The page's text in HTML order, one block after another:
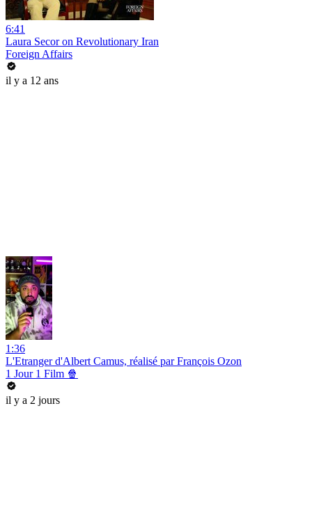
6:41
Laura Secor on Revolutionary Iran
Foreign Affairs
il y a 12 ans
1:36
L'Etranger d'Albert Camus, réalisé par François Ozon
1 Jour 1 Film 🍿
il y a 2 jours